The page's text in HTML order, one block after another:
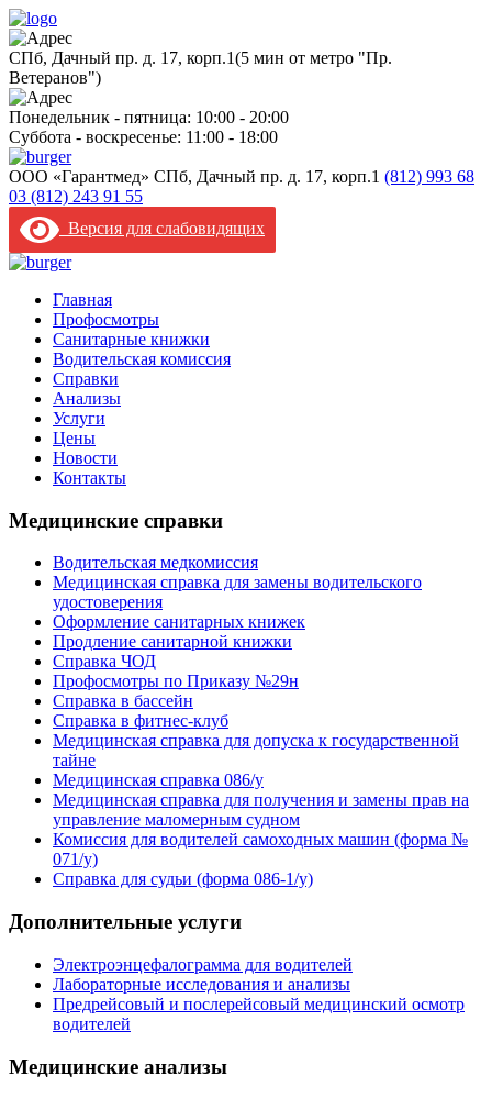
CПб, Дачный пр. д. 17, корп.1(5 мин от метро "Пр.
Ветеранов")
Понедельник - пятница: 10:00 - 20:00
Суббота - воскресенье: 11:00 - 18:00
ООО «Гарантмед» CПб, Дачный пр. д. 17, корп.1 (812) 993 68
03 (812) 243 91 55
Версия для слабовидящих
Главная
Профосмотры
Санитарные книжки
Водительская комиссия
Справки
Анализы
Услуги
Цены
Новости
Контакты
Медицинские справки
Водительская медкомиссия
Медицинская справка для замены водительского
удостоверения
Оформление санитарных книжек
Продление санитарной книжки
Справка ЧОД
Профосмотры по Приказу №29н
Справка в бассейн
Справка в фитнес-клуб
Медицинская справка для допуска к государственной
тайне
Медицинская справка 086/у
Медицинская справка для получения и замены прав на
управление маломерным судном
Комиссия для водителей самоходных машин (форма №
071/у)
Справка для судьи (форма 086-1/у)
Дополнительные услуги
Электроэнцефалограмма для водителей
Лабораторные исследования и анализы
Предрейсовый и послерейсовый медицинский осмотр
водителей
Медицинские анализы